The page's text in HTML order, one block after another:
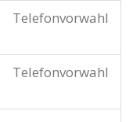
Telefonvorwahl
Telefonvorwahl